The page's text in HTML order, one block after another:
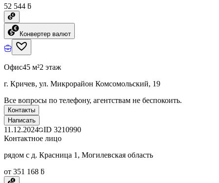
52 544 ƃ
Конвертер валют
Офис45 м²2 этаж
г. Кричев, ул. Микрорайон Комсомольский, 19
Все вопросы по телефону, агентствам не беспокоить.
Контакты
Написать
11.12.2024 ID 3210990
Контактное лицо
рядом с д. Красница 1, Могилевская область
от 351 168 ƃ